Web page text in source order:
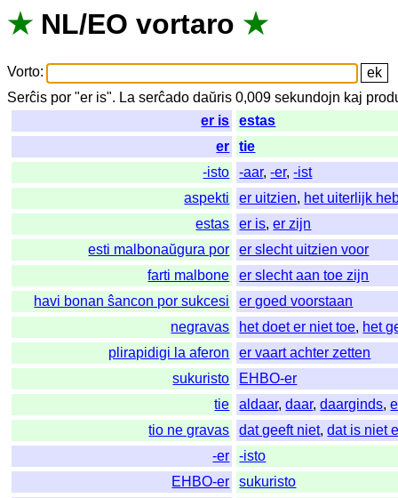
★ NL/EO vortaro ★
Vorto:
Serĉis por "er is". La serĉado daŭris 0,009sekundojn kaj
er is
estas
er
tie
-isto
-aar,-er,-ist
aspekti
er uitzien, het uiterlijk
estas
er is,er zijn
esti malbonaŭgura por
er slecht uitzien voor
farti malbone
er slecht aan toe zijn
havi bonan ŝancon por sukcesi
er goed voorstaan
negravas
het doet er niet toe, het
plirapidigi la aferon
er vaart achter zetten
sukuristo
EHBO-er
tie
aldaar,daar,daarginds,
tio ne gravas
dat geeft niet,dat is niet
-er
-isto
EHBO-er
sukuristo